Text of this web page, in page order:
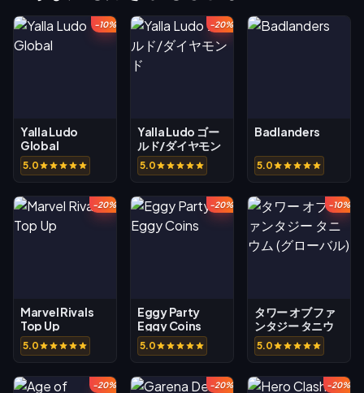
-10%
Yalla Ludo
Global
5.0
-20%
Yalla Ludo ゴー
ルド/ダイヤモン
ド
5.0
Badlanders
5.0
-20%
Marvel Rivals
Top Up
5.0
-20%
Eggy Party
Eggy Coins
5.0
-10%
タワー オブ ファ
ンタジー タニウ
ム (グローバル)
5.0
-20% -20% -20%